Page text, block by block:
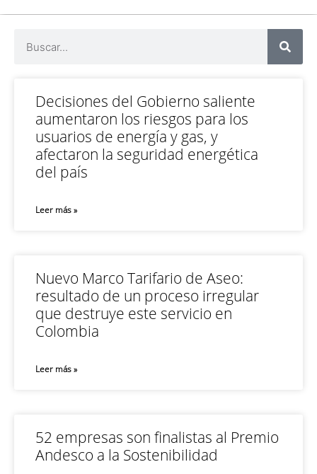
Decisiones del Gobierno saliente
aumentaron los riesgos para los
usuarios de energía y gas, y
afectaron la seguridad energética
del país
Leer más »
Nuevo Marco Tarifario de Aseo:
resultado de un proceso irregular
que destruye este servicio en
Colombia
Leer más »
52 empresas son finalistas al Premio
Andesco a la Sostenibilidad